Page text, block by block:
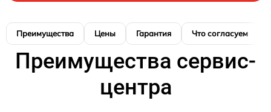
Преимущества Цены Гарантия Что согласуем
Преимущества сервис-
центра